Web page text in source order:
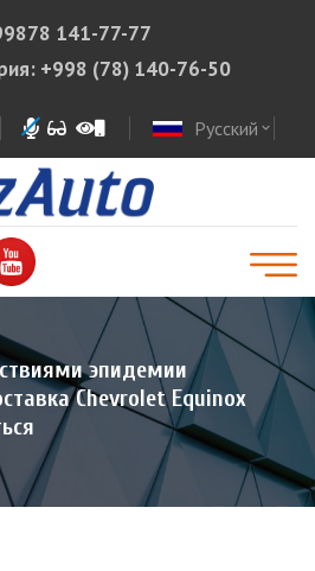
141-77-77
+998 (78) 140-76-50
Русский expand_more
эпидемии
Chevrolet Equinox